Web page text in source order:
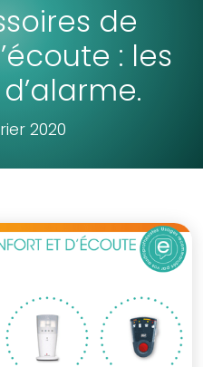
de
: les
2020